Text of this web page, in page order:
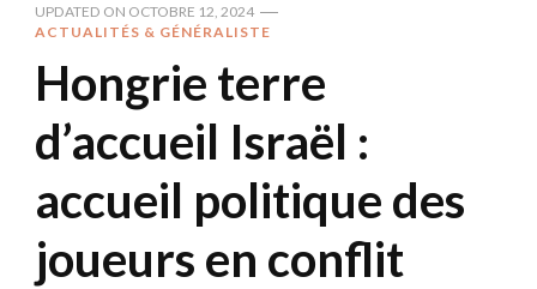
UPDATED ON OCTOBRE 12, 2024
ACTUALITÉS & GÉNÉRALISTE
Hongrie terre
d’accueil Israël :
accueil politique des
joueurs en conflit